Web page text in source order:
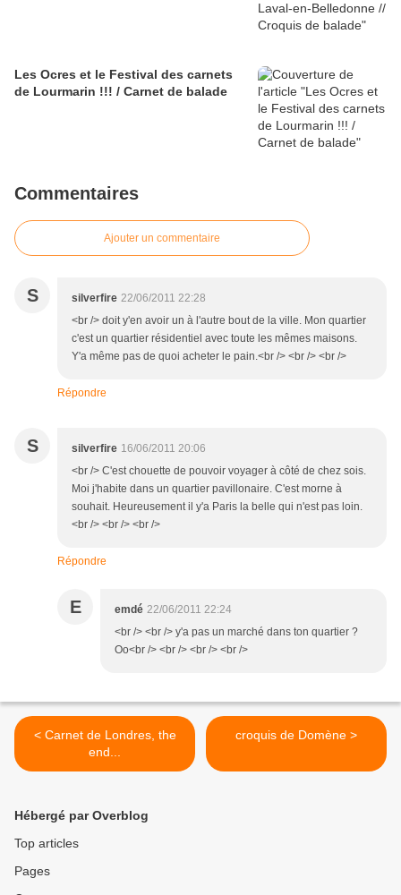
Les Ocres et le Festival des carnets
de Lourmarin !!! / Carnet de balade
Commentaires
Ajouter un commentaire
S silverfire 22/06/2011 22:28
<br /> doit y'en avoir un à l'autre bout de la ville. Mon quartier
c'est un quartier résidentiel avec toute les mêmes maisons.
Y'a même pas de quoi acheter le pain.<br /> <br /> <br />
Répondre
S silverfire 16/06/2011 20:06
<br /> C'est chouette de pouvoir voyager à côté de chez sois.
Moi j'habite dans un quartier pavillonaire. C'est morne à
souhait. Heureusement il y'a Paris la belle qui n'est pas loin.
<br /> <br /> <br />
Répondre
E emdé 22/06/2011 22:24
<br /> <br /> y'a pas un marché dans ton quartier ?
Oo<br /> <br /> <br /> <br />
< Carnet de Londres, the
end...
croquis de Domène >
Hébergé par Overblog
Top articles
Pages